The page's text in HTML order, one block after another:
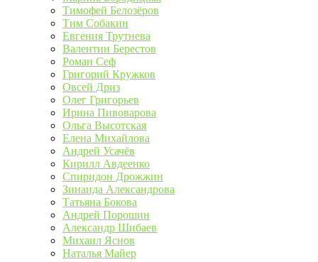
Тимофей Белозёров
Тим Собакин
Евгения Трутнева
Валентин Берестов
Роман Сеф
Григорий Кружков
Овсей Дриз
Олег Григорьев
Ирина Пивоварова
Ольга Высотская
Елена Михайлова
Андрей Усачёв
Кирилл Авдеенко
Спиридон Дрожжин
Зинаида Александрова
Татьяна Бокова
Андрей Порошин
Александр Шибаев
Михаил Яснов
Наталья Майер